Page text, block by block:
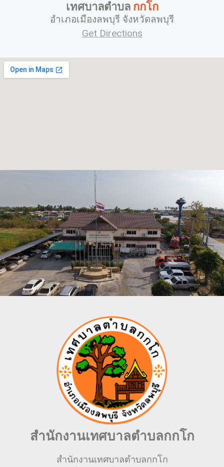
เทศบาลตำบล กกโก
อำเภอเมืองลพบุรี จังหวัดลพบุรี
Get Directions
สำนักงานเทศบาลตำบลกกโก
สำนักงานเทศบาลตำบลกกโก